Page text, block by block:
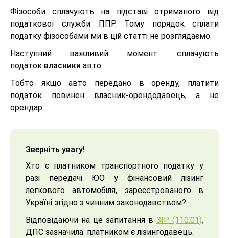
Фізособи сплачують на підставі отриманого від
податкової служби ППР. Тому порядок сплати
податку фізособами ми в цій статті не розглядаємо.
Наступний важливий момент: сплачують
податок власники авто.
Тобто якщо авто передано в оренду, платити
податок повинен власник-орендодавець, а не
орендар.
Зверніть увагу!
Хто є платником транспортного податку у
разі передачі ЮО у фінансовий лізинг
легкового автомобіля, зареєстрованого в
Україні згідно з чинним законодавством?
Відповідаючи на це запитання в ЗІР (110.01),
ДПС зазначила: платником є лізингодавець.